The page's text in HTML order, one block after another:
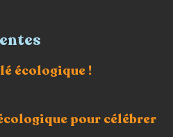
écologique !
pour célébrer